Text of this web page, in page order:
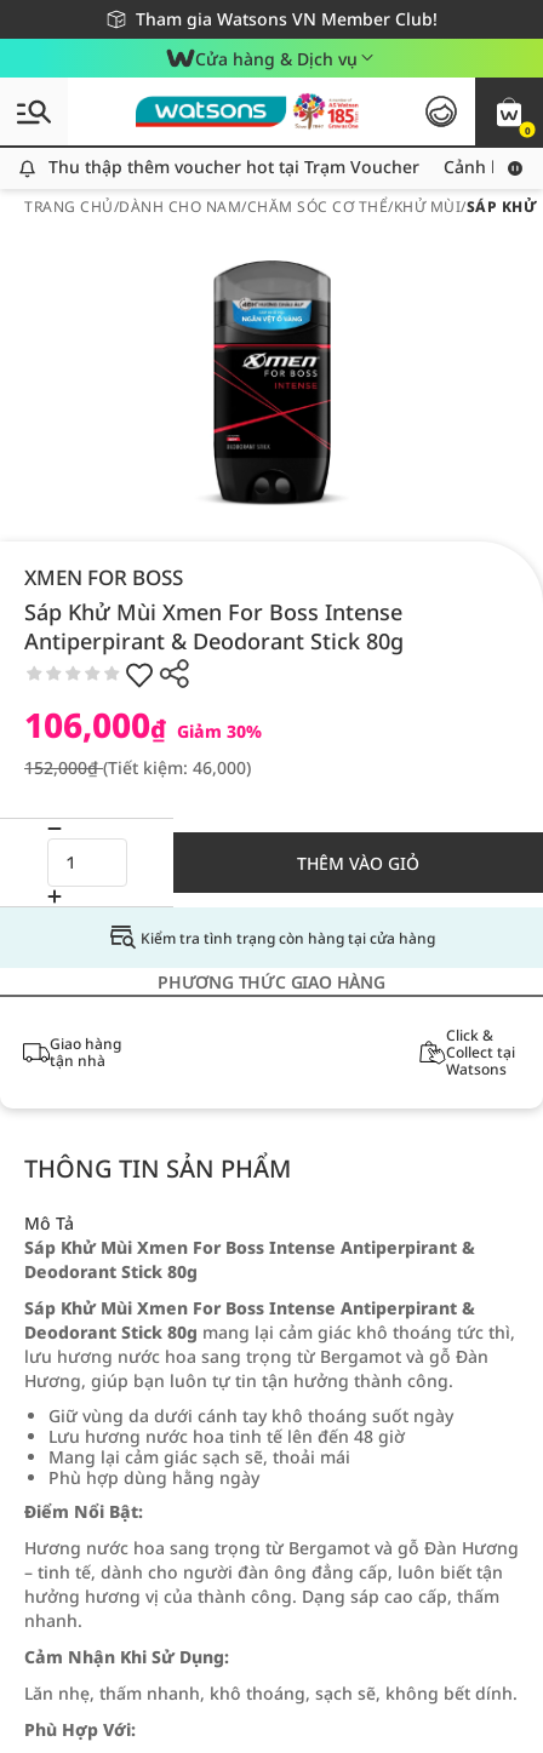
Tham gia Watsons VN Member Club!
Miễn phí giao hàng cho đơn hàng từ 249,000Đ
Giao hàng nhanh 24h - Áp dụng khu vực TP. Hồ Chí Minh
Cửa hàng & Dịch vụ
0
Thu thập thêm voucher hot tại Trạm Voucher
Thu thập thêm voucher hot tại Trạm Voucher Cảnh báo
TRANG CHỦ/DÀNH CHO NAM/CHĂM SÓC CƠ THỂ/KHỬ MÙI/SÁP KHỬ
XMEN FOR BOSS
Sáp Khử Mùi Xmen For Boss Intense
Antiperpirant & Deodorant Stick 80g
106,000₫ Giảm 30%
152,000₫(Tiết kiệm: 46,000)
THÊM VÀO GIỎ
Kiểm tra tình trạng còn hàng tại cửa hàng
PHƯƠNG THỨC GIAO HÀNG
Giao hàng
tận nhà
Click &
Collect tại
Watsons
THÔNG TIN SẢN PHẨM
Mô Tả
Sáp Khử Mùi Xmen For Boss Intense Antiperpirant &
Deodorant Stick 80g
Sáp Khử Mùi Xmen For Boss Intense Antiperpirant &
Deodorant Stick 80g mang lại cảm giác khô thoáng tức thì,
lưu hương nước hoa sang trọng từ Bergamot và gỗ Đàn
Hương, giúp bạn luôn tự tin tận hưởng thành công.
Giữ vùng da dưới cánh tay khô thoáng suốt ngày
Lưu hương nước hoa tinh tế lên đến 48 giờ
Mang lại cảm giác sạch sẽ, thoải mái
Phù hợp dùng hằng ngày
Điểm Nổi Bật:
Hương nước hoa sang trọng từ Bergamot và gỗ Đàn Hương
– tinh tế, dành cho người đàn ông đẳng cấp, luôn biết tận
hưởng hương vị của thành công. Dạng sáp cao cấp, thấm
nhanh.
Cảm Nhận Khi Sử Dụng:
Lăn nhẹ, thấm nhanh, khô thoáng, sạch sẽ, không bết dính.
Phù Hợp Với: